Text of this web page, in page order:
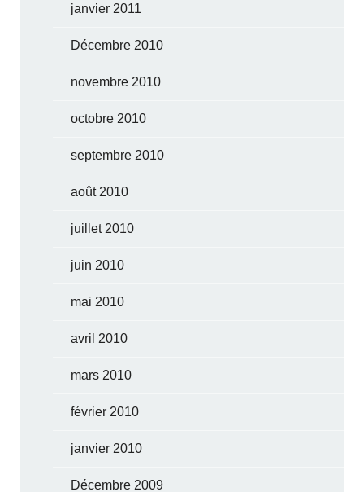
janvier 2011
Décembre 2010
novembre 2010
octobre 2010
septembre 2010
août 2010
juillet 2010
juin 2010
mai 2010
avril 2010
mars 2010
février 2010
janvier 2010
Décembre 2009